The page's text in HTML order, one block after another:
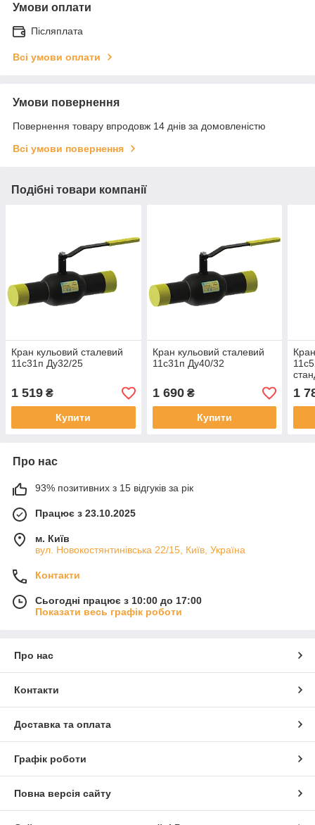
Умови оплати
Післяплата
Всі умови оплати
Умови повернення
Повернення товару впродовж 14 днів за домовленістю
Всі умови повернення
Подібні товари компанії
Кран кульовий сталевий
11с31п Ду32/25
1 519 ₴
Купити
Кран кульовий сталевий
11с31п Ду40/32
1 690₴
Купити
1
Про нас
93% позитивних з 15 відгуків за рік
Працює з 23.10.2025
м. Київ
вул. Новокостянтинівська 22/15, Київ, Україна
Контакти
Сьогодні працює з 10:00 до 17:00
Показати весь графік роботи
Про нас
Контакти
Доставка та оплата
Графік роботи
Повна версія сайту